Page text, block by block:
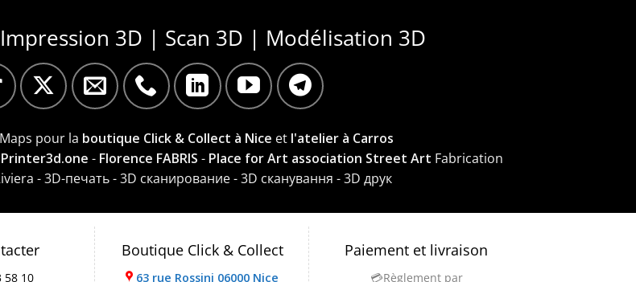
3D | Scan 3D | Modélisation 3D
pour la boutique Click & Collect à Nice et l'atelier à Carros
Printer3d.one - Florence FABRIS - Place for Art association Street Art Fabrication
- 3D-печать - 3D сканирование - 3D сканування - 3D друк
58 10
Boutique Click & Collect
63 rue Rossini 06000 Nice
Paiement et livraison
💳Règlement par